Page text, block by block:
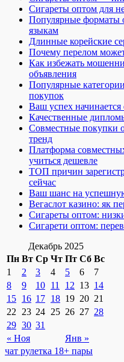
Сигареты оптом для
Популярные форматы
языкам
Длинные корейские
Почему перелом может
Как избежать
объявления
Популярные
покупок
Ваш успех
Качественные
Совместные покупки
тренд
Платформа
учиться дешевле
ТОП причин
сейчас
Ваш шанс на
Вегаслот казино: як
Сигареты оптом:
Сигарети оптом:
Декабрь 2025
Пн Вт Ср Чт Пт Сб Вс
« Ноя Янв »
1 2 3 4 5 6
7
8
9 10 11 12 13 14
15 16 17 18 19 20 21
22
23 24 25 26 27 28
29 30 31
чат рулетка 18+ пары